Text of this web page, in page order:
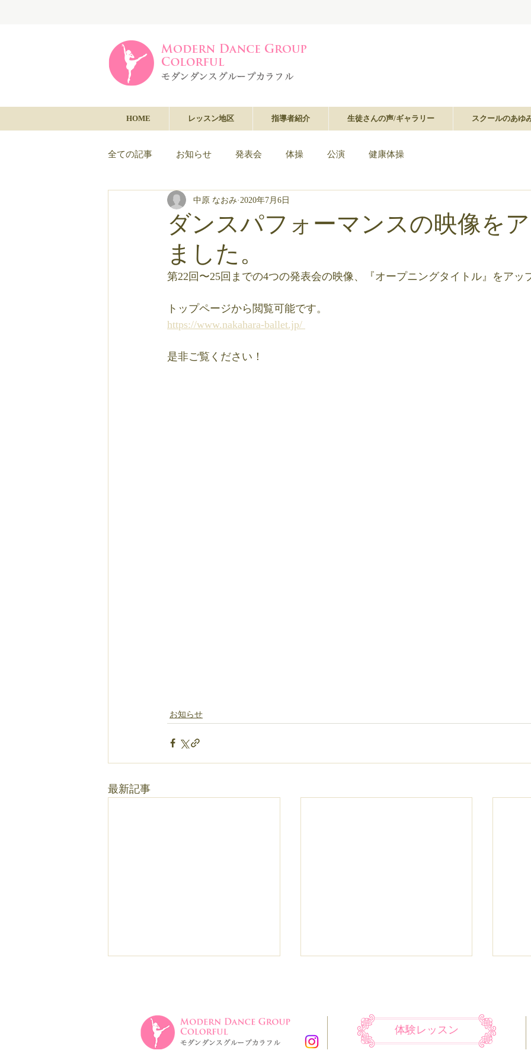
HOME レッスン地区 指導者紹介 生徒さんの声/ギャラリー スクールのあゆ
全ての記事 お知らせ 発表会 体操 公演 健康体操
ダンスパフォーマンスの映像を
ました。
中原 なおみ 2020年7月6日
第22回〜25回までの4つの発表会の映像、『オープニングタイトル』をアッ
トップページから閲覧可能です。
https://www.nakahara-ballet.jp/
是非ご覧ください！
お知らせ
最新記事
舞台のお知らせです。
体験レッスン